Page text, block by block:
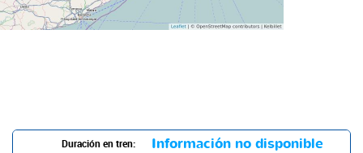
Duración en tren: Información no disponible